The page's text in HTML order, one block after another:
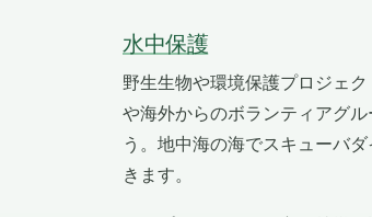
水中保護
野生生物や環境保護プロジェ
や海外からのボランティアグ
う。地中海の海でスキューバ
きます。